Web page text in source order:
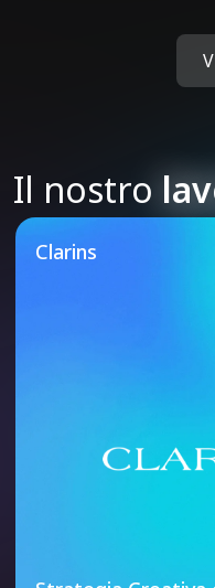
Il nostro
OurClarins